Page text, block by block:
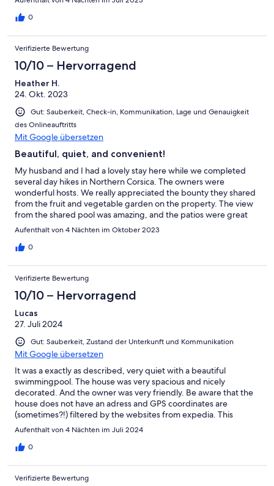
0
Verifizierte Bewertung
10/10 – Hervorragend
Heather H.
24. Okt. 2023
Gut: Sauberkeit, Check-in, Kommunikation, Lage und Genauigkeit
des Onlineauftritts
Mit Google übersetzen
Beautiful, quiet, and convenient!
My husband and I had a lovely stay here while we completed
several day hikes in Northern Corsica. The owners were
wonderful hosts. We really appreciated the bounty they shared
from the fruit and vegetable garden on the property. The view
from the shared pool was amazing, and the patios were great
for relaxing after a long day of hiking. With a rental car, we
Corsica, from Losari to Vivario. We would definitely come back
Aufenthalt von 4 Nächten im Oktober 2023
0
Verifizierte Bewertung
10/10 – Hervorragend
Lucas
27. Juli 2024
Gut: Sauberkeit, Zustand der Unterkunft und Kommunikation
Mit Google übersetzen
It was a exactly as described, very quiet with a beautiful
swimmingpool. The house was very spacious and nicely
decorated. And the owner was very friendly. Be aware that the
house does not have an adress and GPS coordinates are
(sometimes?!) filtered by the websites from expedia. This
caused much frustration when trying to find the house.. this was
Aufenthalt von 4 Nächten im Juli 2024
0
Verifizierte Bewertung